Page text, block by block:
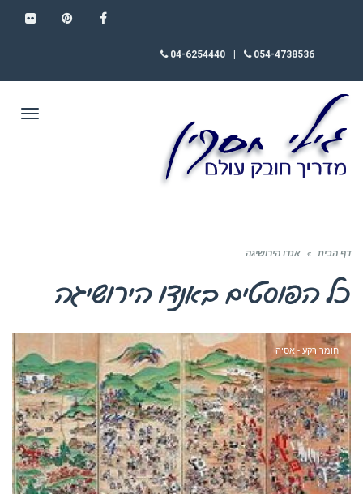
054-4738536
04-6254440
דף הבית » אנדו הירושיגה
כל הפוסטים באנדו הירושיגה
חומר רקע - אסיה